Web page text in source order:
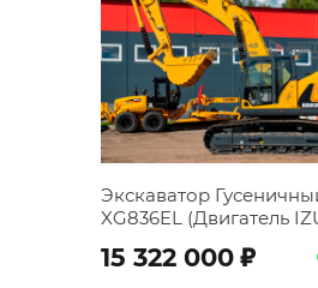
Экскаватор
XG836EL (Двигатель
15 322 000 ;